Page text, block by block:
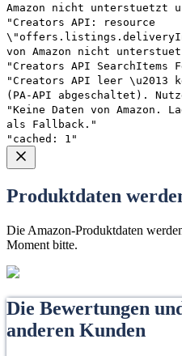
Amazon nicht unterstuetzt
"Creators API: resource
von Amazon nicht
"Creators API SearchItems
"Creators API leer \u2013
(PA-API abgeschaltet).
"Keine Daten von Amazon.
als Fallback."
"cached: 1"
Produktdaten
Die Amazon-Produktdaten
Moment bitte.
Die Bewertungen
anderen Kunden